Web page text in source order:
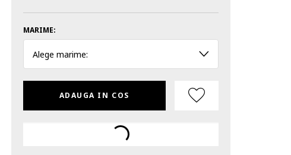
MARIME:
Alege marime:
ADAUGA IN COS